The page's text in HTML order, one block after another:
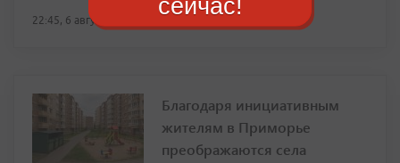
22:45, 6 августа
Благодаря инициативным
жителям в Приморье
преображаются села
сейчас!